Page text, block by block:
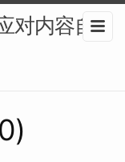
对内容自